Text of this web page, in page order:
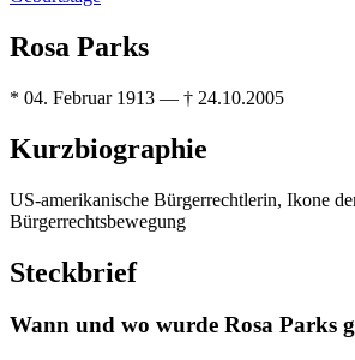
Rosa Parks
* 04. Februar 1913 — † 24.10.2005
Kurzbiographie
US-amerikanische Bürgerrechtlerin, Ikone
Bürgerrechtsbewegung
Steckbrief
Wann und wo wurde Rosa Parks